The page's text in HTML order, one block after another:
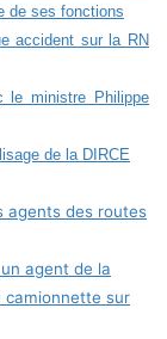
de ses fonctions
accident sur la RN
le ministre Philippe
de la DIRCE
agents des routes
un agent de la
camionnette sur